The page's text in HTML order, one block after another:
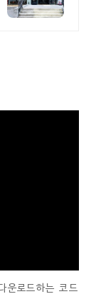
운로드하는 코드